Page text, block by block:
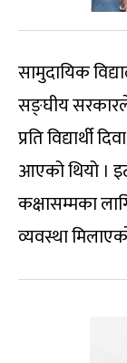
सामुदायिक
सङ्घीय
प्रति विद्यार्थी
आएको थियो ।
कक्षासम्मका
व्यवस्था